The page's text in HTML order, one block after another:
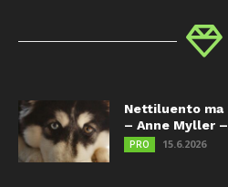
Nettiluento ma
– Anne Myller
PRO 15.6.2026